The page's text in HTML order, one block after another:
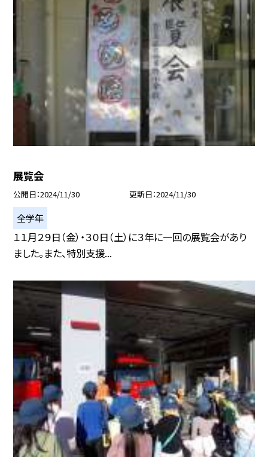
展覧会
公開日 2024/11/30 更新日 2024/11/30
全学年
１１月２９日（金）・３０日（土）に３年に一回の展覧会があり
ました。また、特別支援...